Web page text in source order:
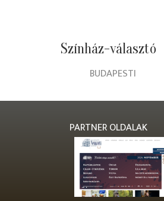
Színház-választó
BUDAPESTI
PARTNER OLDALAK